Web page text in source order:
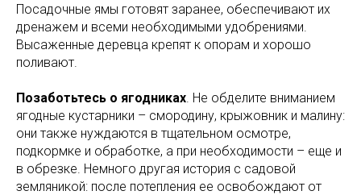
Посадочные ямы готовят заранее, обеспечивают их
дренажем и всеми необходимыми удобрениями.
Высаженные деревца крепят к опорам и хорошо
поливают.
Позаботьтесь о ягодниках. Не обделите вниманием
ягодные кустарники – смородину, крыжовник и малину:
они также нуждаются в тщательном осмотре,
подкормке и обработке, а при необходимости – еще и
в обрезке. Немного другая история с садовой
земляникой: после потепления ее освобождают от